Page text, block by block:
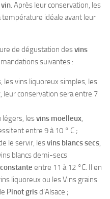
vin. Après leur conservation, les
idéale avant leur
de dégustation desvins
suivantes :
les vins liquoreux simples, les
, leur conservation sera entre 7
légers, lesvins moelleux,
entre 9 à 10 ° C ;
le servir, lesvins blancs secs,
blancs demi-secs
entre 11 à 12 °C. Il en
liquoreux ou les Vins grains
Pinot grisd’Alsace ;